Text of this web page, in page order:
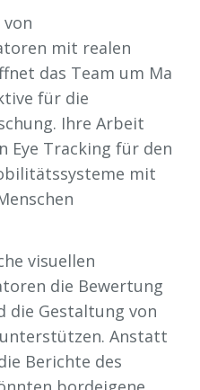
mit realen
das Team um Ma
für die
Ihre Arbeit
Eye Tracking für den
mit
visuellen
die Bewertung
die Gestaltung von
Anstatt
Berichte des